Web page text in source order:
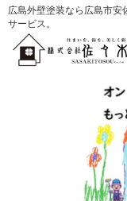
広島外壁塗装なら広島市安
サービス。